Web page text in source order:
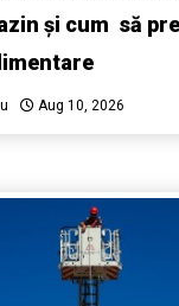
și cum să
Aug 10, 2026